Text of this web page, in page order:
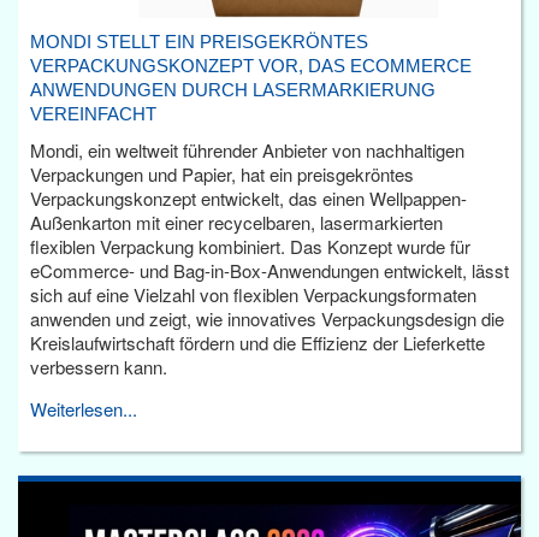
MONDI STELLT EIN PREISGEKRÖNTES
VERPACKUNGSKONZEPT VOR, DAS ECOMMERCE
ANWENDUNGEN DURCH LASERMARKIERUNG
VEREINFACHT
Mondi, ein weltweit führender Anbieter von nachhaltigen
Verpackungen und Papier, hat ein preisgekröntes
Verpackungskonzept entwickelt, das einen Wellpappen-
Außenkarton mit einer recycelbaren, lasermarkierten
flexiblen Verpackung kombiniert. Das Konzept wurde für
eCommerce- und Bag-in-Box-Anwendungen entwickelt, lässt
sich auf eine Vielzahl von flexiblen Verpackungsformaten
anwenden und zeigt, wie innovatives Verpackungsdesign die
Kreislaufwirtschaft fördern und die Effizienz der Lieferkette
verbessern kann.
Weiterlesen...